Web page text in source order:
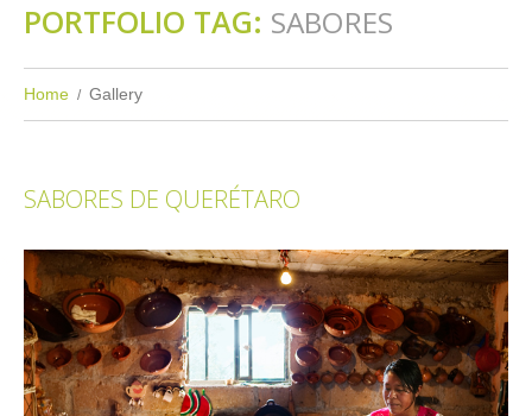
PORTFOLIO TAG: SABORES
Home Gallery
SABORES DE QUERÉTARO